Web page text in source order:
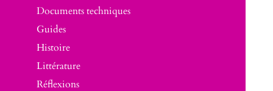
Documents techniques
Guides
Histoire
Littérature
Réflexions